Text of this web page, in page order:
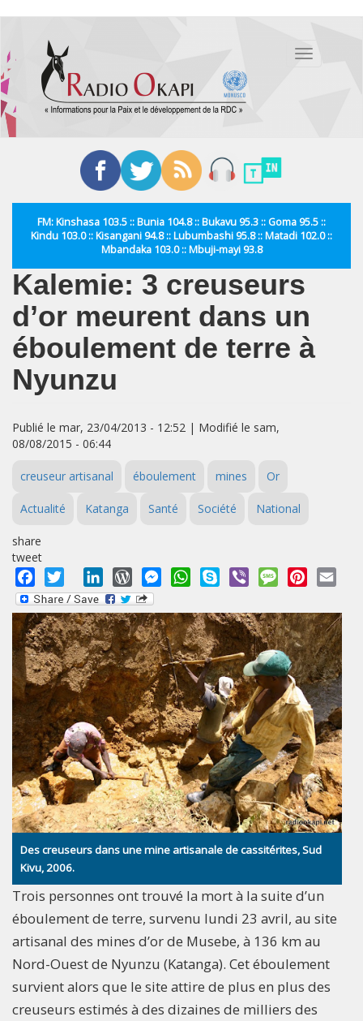
contenu
principal
Toggle
FM: Kinshasa 103.5 :: Bunia 104.8 :: Bukavu 95.3 :: Goma 95.5 ::
Kindu 103.0 :: Kisangani 94.8 :: Lubumbashi 95.8 :: Matadi 102.0 ::
Mbandaka 103.0 :: Mbuji-mayi 93.8
Kalemie: 3 creuseurs
d’or meurent dans un
éboulement de terre à
Nyunzu
Publié le mar, 23/04/2013 - 12:52 | Modifié le sam,
08/08/2015 - 06:44
creuseur artisanal éboulement mines Or
Actualité Katanga Santé Société National
share
tweet
Facebook
Twitter LinkedInWordPressMessengerWhatsApp
Skype Viber MessagePinterest
Des creuseurs dans une mine artisanale de cassitérites, Sud
Kivu, 2006.
Trois personnes ont trouvé la mort à la suite d’un
éboulement de terre, survenu lundi 23 avril, au site
artisanal des mines d’or de Musebe, à 136 km au
Nord-Ouest de Nyunzu (Katanga). Cet éboulement
survient alors que le site attire de plus en plus des
creuseurs estimés à des dizaines de milliers des